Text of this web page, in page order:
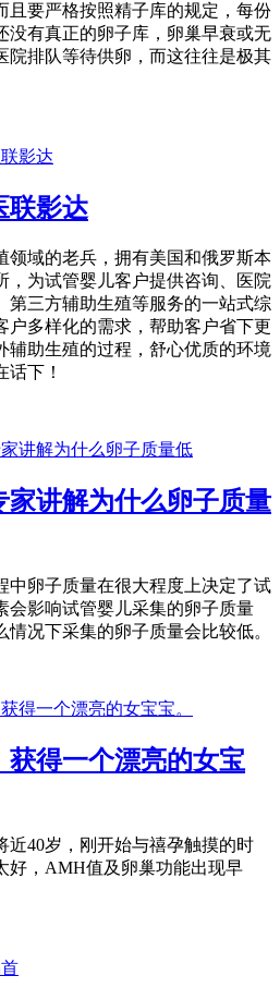
且要严格按照精子库的规定，每份
没有真正的卵子库，卵巢早衰或无
院排队等待供卵，而这往往是极其
联影达
领域的老兵，拥有美国和俄罗斯本
，为试管婴儿客户提供咨询、医院
第三方辅助生殖等服务的一站式综
户多样化的需求，帮助客户省下更
辅助生殖的过程，舒心优质的环境
下！
家讲解为什么卵子质量
中卵子质量在很大程度上决定了试
会影响试管婴儿采集的卵子质量
况下采集的卵子质量会比较低。
获得一个漂亮的女宝
近40岁，刚开始与禧孕触摸的时
好，AMH值及卵巢功能出现早